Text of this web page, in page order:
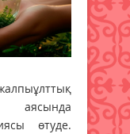
аясында
өтуде.